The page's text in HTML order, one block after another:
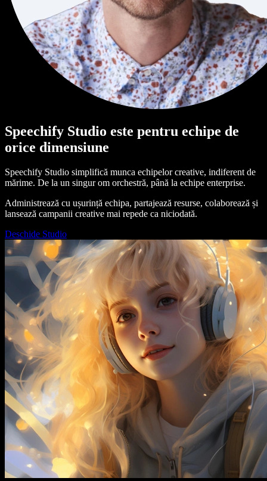
Speechify Studio este pentru echipe de
orice dimensiune
Speechify Studio simplifică munca echipelor creative, indiferent de
mărime. De la un singur om orchestră, până la echipe enterprise.
Administrează cu ușurință echipa, partajează resurse, colaborează și
lansează campanii creative mai repede ca niciodată.
Deschide Studio